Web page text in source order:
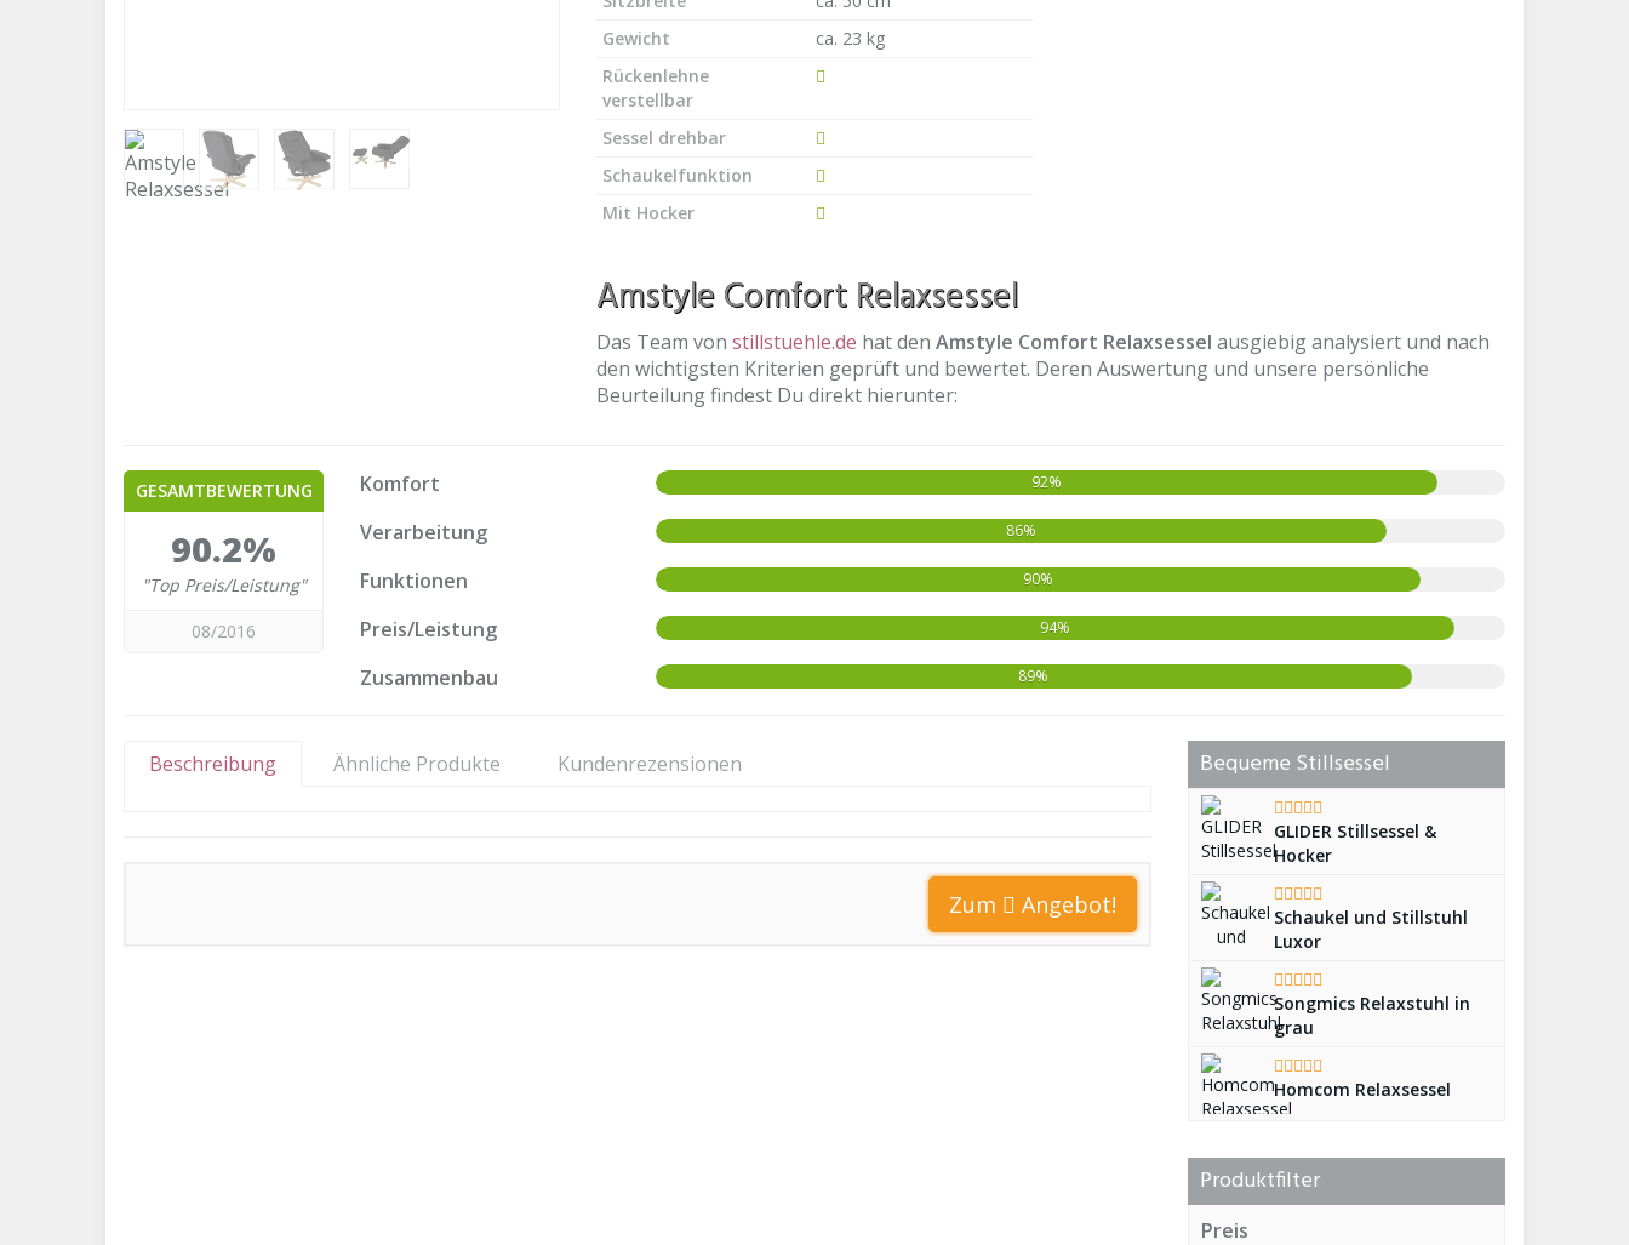
Gewicht
ca. 23 kg
Rückenlehne
verstellbar
Sessel drehbar
Schaukelfunktion
Mit Hocker
Amstyle Comfort Relaxsessel
Das Team von stillstuehle.de hat den Amstyle Comfort Relaxsessel ausgiebig analysiert und nach
den wichtigsten Kriterien geprüft und bewertet. Deren Auswertung und unsere persönliche
Beurteilung findest Du direkt hierunter:
GESAMTBEWERTUNG
90.2%
"Top Preis/Leistung"
08/2016
Komfort 92%
Verarbeitung 86%
Funktionen 90%
Preis/Leistung 94%
Zusammenbau 89%
Beschreibung Ähnliche Produkte Kundenrezensionen
Zum Angebot!
Bequeme Stillsessel
GLIDER Stillsessel &
Hocker
Schaukel und Stillstuhl
Luxor
Songmics Relaxstuhl in
grau
Homcom Relaxsessel
Produktfilter
Preis